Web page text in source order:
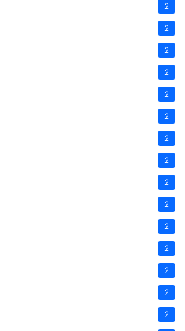
2
2
2
2
2
2
2
2
2
2
2
2
2
2
2